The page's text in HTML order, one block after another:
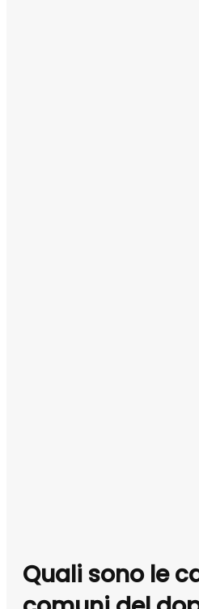
Quali sono le